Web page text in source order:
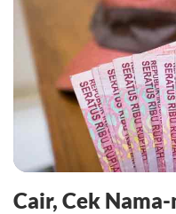
Cair, Cek